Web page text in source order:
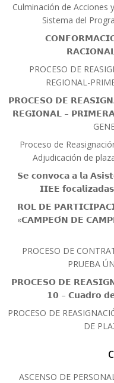
Culminación de Acciones
Sistema del
PROCESO DE
REGIONAL-
𝗣𝗥𝗢𝗖𝗘𝗦𝗢 𝗗𝗘
𝗥𝗘𝗚𝗜𝗢𝗡𝗔𝗟 – 𝗣𝗥𝗜𝗠𝗘𝗥𝗔
Proceso de
Adjudicación de
𝗦𝗲 𝗰𝗼𝗻𝘃𝗼𝗰𝗮 𝗮 𝗹𝗮
𝗜𝗜𝗘𝗘
𝗥𝗢𝗟 𝗗𝗘
«𝗖𝗔𝗠𝗣𝗘𝗢́𝗡 𝗗𝗘
PROCESO DE
PRUEBA
𝗣𝗥𝗢𝗖𝗘𝗦𝗢 𝗗𝗘
𝟭𝟬 – 𝗖𝘂𝗮𝗱𝗿𝗼
PROCESO DE
DE
ASCENSO DE